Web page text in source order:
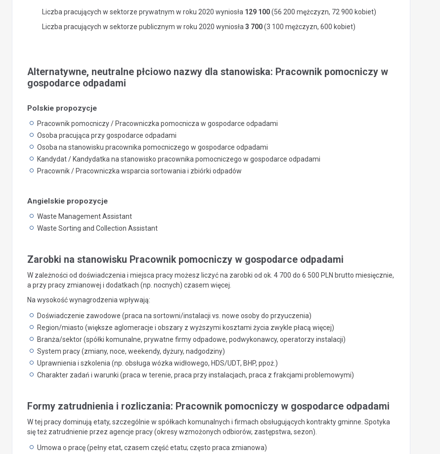
Liczba pracujących w sektorze prywatnym w roku 2020 wyniosła 129 100(56 200 mężczyzn, 72 900 kobiet)
Liczba pracujących w sektorze publicznym w roku 2020 wyniosła 3 700(3 100 mężczyzn, 600 kobiet)
Alternatywne, neutralne płciowo nazwy dla stanowiska: Pracownik pomocniczy w
gospodarce odpadami
Polskie propozycje
Pracownik pomocniczy / Pracowniczka pomocnicza w gospodarce odpadami
Osoba pracująca przy gospodarce odpadami
Osoba na stanowisku pracownika pomocniczego w gospodarce odpadami
Kandydat / Kandydatka na stanowisko pracownika pomocniczego w gospodarce odpadami
Pracownik / Pracowniczka wsparcia sortowania i zbiórki odpadów
Angielskie propozycje
Waste Management Assistant
Waste Sorting and Collection Assistant
Zarobki na stanowisku Pracownik pomocniczy w gospodarce odpadami
W zależności od doświadczenia i miejsca pracy możesz liczyć na zarobki od ok. 4 700 do 6 500 PLN brutto miesięcznie,
a przy pracy zmianowej i dodatkach (np. nocnych) czasem więcej.
Na wysokość wynagrodzenia wpływają:
Doświadczenie zawodowe (praca na sortowni/instalacji vs. nowe osoby do przyuczenia)
Region/miasto (większe aglomeracje i obszary z wyższymi kosztami życia zwykle płacą więcej)
Branża/sektor (spółki komunalne, prywatne firmy odpadowe, podwykonawcy, operatorzy instalacji)
System pracy (zmiany, noce, weekendy, dyżury, nadgodziny)
Uprawnienia i szkolenia (np. obsługa wózka widłowego, HDS/UDT, BHP, ppoż.)
Charakter zadań i warunki (praca w terenie, praca przy instalacjach, praca z frakcjami problemowymi)
Formy zatrudnienia i rozliczania: Pracownik pomocniczy w gospodarce odpadami
W tej pracy dominują etaty, szczególnie w spółkach komunalnych i firmach obsługujących kontrakty gminne. Spotyka
się też zatrudnienie przez agencje pracy (okresy wzmożonych odbiorów, zastępstwa, sezon).
Umowa o pracę (pełny etat, czasem część etatu; często praca zmianowa)